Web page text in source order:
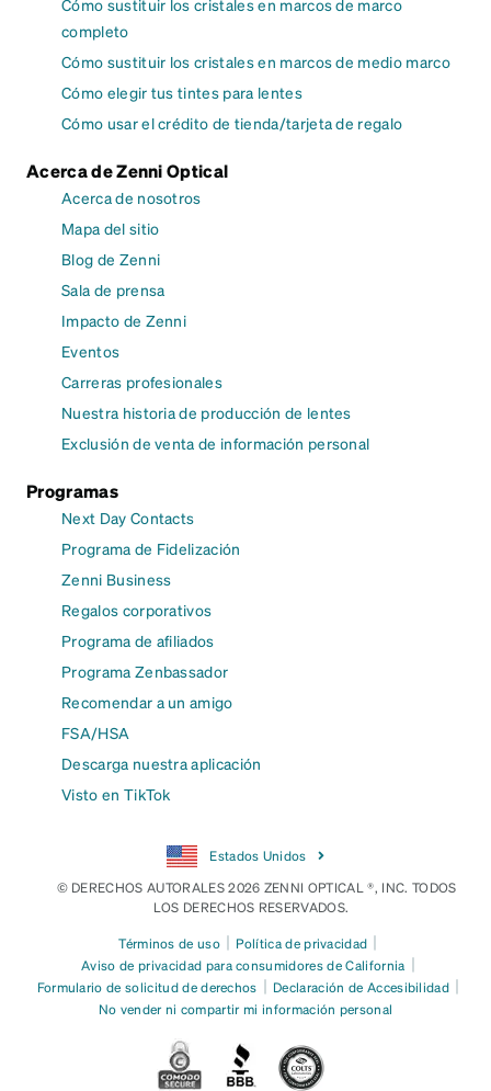
Cómo sustituir los cristales en marcos de marco
completo
Cómo sustituir los cristales en marcos de medio marco
Cómo elegir tus tintes para lentes
Cómo usar el crédito de tienda/tarjeta de regalo
Acerca de Zenni Optical
Acerca de nosotros
Mapa del sitio
Blog de Zenni
Sala de prensa
Impacto de Zenni
Eventos
Carreras profesionales
Nuestra historia de producción de lentes
Exclusión de venta de información personal
Programas
Next Day Contacts
Programa de Fidelización
Zenni Business
Regalos corporativos
Programa de afiliados
Programa Zenbassador
Recomendar a un amigo
FSA/HSA
Descarga nuestra aplicación
Visto en TikTok
Estados Unidos
© DERECHOS AUTORALES 2026 ZENNI OPTICAL ®, INC. TODOS
LOS DERECHOS RESERVADOS.
Términos de uso | Política de privacidad |
Aviso de privacidad para consumidores de California |
Formulario de solicitud de derechos | Declaración de Accesibilidad |
No vender ni compartir mi información personal